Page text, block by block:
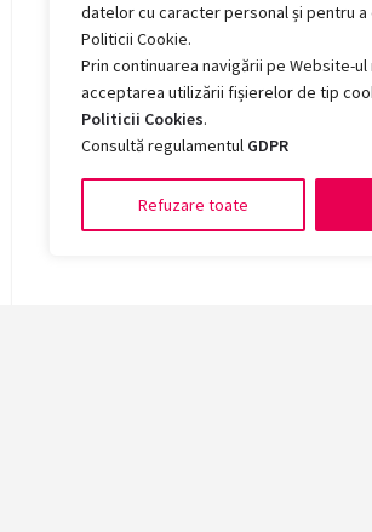
datelor cu caracter personal și pentru
Politicii Cookie.
Prin continuarea navigării pe Website-
acceptarea utilizării fișierelor de tip
Politicii Cookies.
Consultă regulamentul GDPR
Refuzare toate